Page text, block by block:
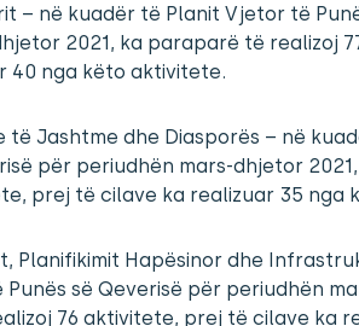
– në kuadër të Planit Vjetor të
2021, ka paraparë të realizoj
40 nga këto aktivitete.
të Jashtme dhe Diasporës – në
për periudhën mars-dhjetor
prej të cilave ka realizuar 35 nga
Planifikimit Hapësinor dhe
së Qeverisë për periudhën
76 aktivitete, prej të cilave ka